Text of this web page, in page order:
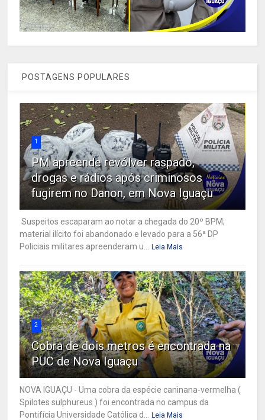
POSTAGENS POPULARES
1
PM apreende revólver raspado,
drogas e rádios após criminosos
fugirem no Danon, em Nova Iguaçu
Suspeitos escaparam ao notar a chegada do 20º BPM;
material ilícito foi abandonado e levado para a 56ª DP
Policiais militares apreenderam u... Leia Mais
2
Cobra de dois metros é encontrada na
PUC de Nova Iguaçu
NOVA IGUAÇU - Uma cobra da espécie caninana-vermelha (
Spilotes sulphureus ) foi encontrada no campus da
Pontifícia Universidade Católica d... Leia Mais